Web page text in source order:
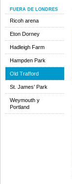
FUERA DE LONDRES
Ricoh arena
Eton Dorney
Hadleigh Farm
Hampden Park
Old Trafford
St. James’ Park
Weymouth y
Portland